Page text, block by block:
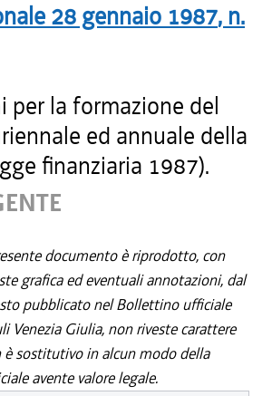
28 gennaio 1987, n.
per la formazione del
ed annuale della
finanziaria 1987).
documento è riprodotto, con
grafica ed eventuali annotazioni, dal
pubblicato nel Bollettino ufficiale
Venezia Giulia, non riveste carattere
sostitutivo in alcun modo della
avente valore legale.